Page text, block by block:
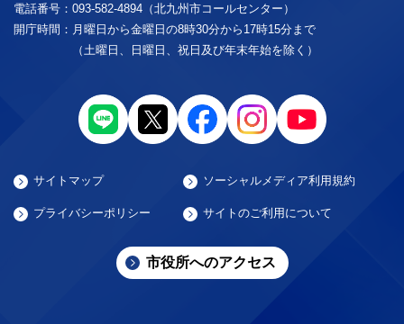
電話番号： 093-582-4894（北九州市コールセンター）
開庁時間： 月曜日から金曜日の8時30分から17時15分まで
（土曜日、日曜日、祝日及び年末年始を除く）
サイトマップ ソーシャルメディア利用規約
プライバシーポリシー サイトのご利用について
市役所へのアクセス